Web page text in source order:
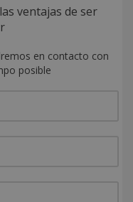
ventajas de ser
en contacto con
posible